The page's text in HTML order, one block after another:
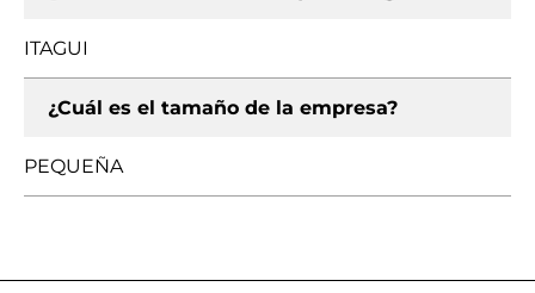
ITAGUI
¿Cuál es el tamaño de la empresa?
PEQUEÑA